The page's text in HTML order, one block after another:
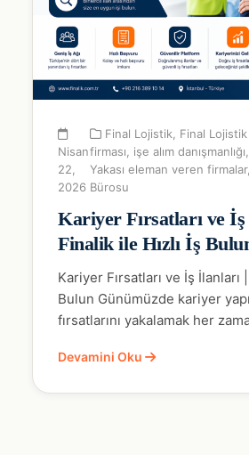
Nisan
22,
2026
Final Lojistik Final
firması
işe alım danışmanlığı
Yakası eleman veren firmalar,
Bürosu
Kariyer Fırsatları ve
Finalik ile Hızlı İş
Kariyer Fırsatları ve İş İlanları
Bulun Günümüzde kariyer
fırsatlarını yakalamak her
Devamini Oku